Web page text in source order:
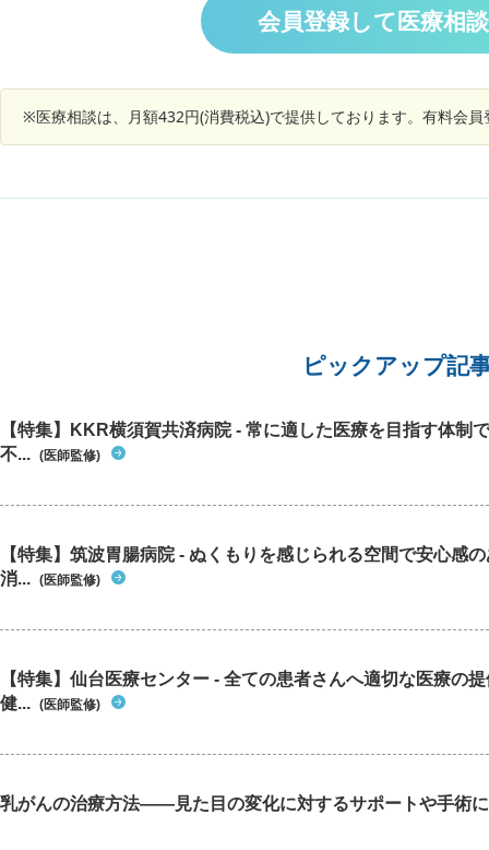
ストレ
生理の
次また
会員登録して医療相
※医療相談は、月額432円(消費税込)で提供しております。有料会
ピックアップ記
【特集】KKR横須賀共済病院 - 常に適した医療を目指す体制
不... (医師監修)
【特集】筑波胃腸病院 - ぬくもりを感じられる空間で安心感
消... (医師監修)
【特集】仙台医療センター - 全ての患者さんへ適切な医療の
健... (医師監修)
乳がんの治療方法――見た目の変化に対するサポートや手術